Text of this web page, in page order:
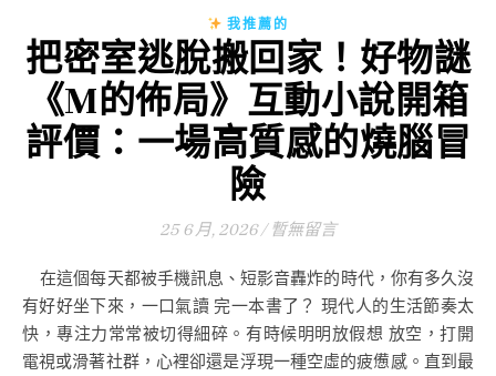
我推薦的
把密室逃脫搬回家！好物謎
《M的佈局》互動小說開箱
評價：一場高質感的燒腦冒
險
25 6 月, 2026 / 暫無留言
在這個每天都被手機訊息、短影音轟炸的時代，你有多久沒
有好好坐下來，一口氣讀 完一本書了？ 現代人的生活節奏太
快，專注力常常被切得細碎。有時候明明放假想 放空，打開
電視或滑著社群，心裡卻還是浮現一種空虛的疲憊感。直到最